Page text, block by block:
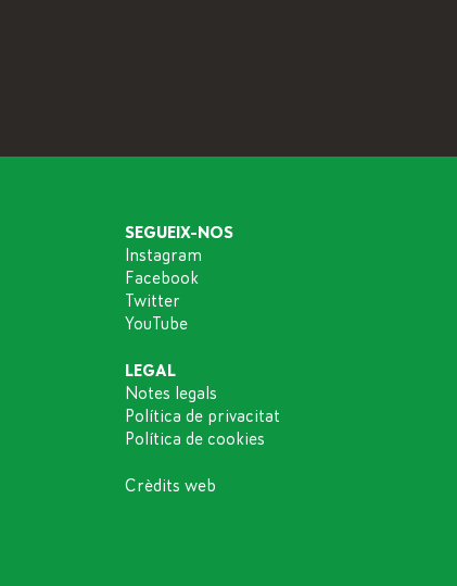
SEGUEIX-NOS
Instagram
Facebook
Twitter
YouTube
LEGAL
Notes legals
Política de privacitat
Política de cookies
Crèdits web